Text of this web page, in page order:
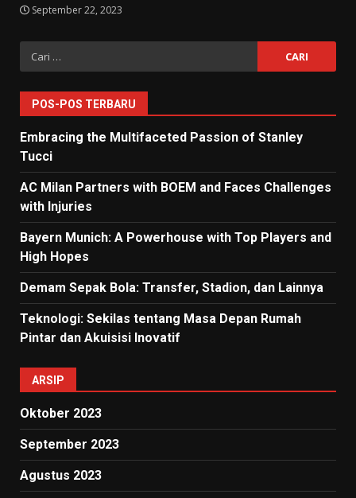
September 22, 2023
Cari
untuk:
POS-POS TERBARU
Embracing the Multifaceted Passion of Stanley
Tucci
AC Milan Partners with BOEM and Faces Challenges
with Injuries
Bayern Munich: A Powerhouse with Top Players and
High Hopes
Demam Sepak Bola: Transfer, Stadion, dan Lainnya
Teknologi: Sekilas tentang Masa Depan Rumah
Pintar dan Akuisisi Inovatif
ARSIP
Oktober 2023
September 2023
Agustus 2023